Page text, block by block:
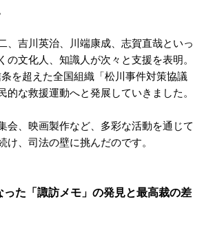
、吉川英治、川端康成、志賀直哉といっ
の文化人、知識人が次々と支援を表明。
を超えた全国組織「松川事件対策協議
的な救援運動へと発展していきました。
会、映画製作など、多彩な活動を通じて
け、司法の壁に挑んだのです。
った 「諏訪メモ」の発見と最高裁の差